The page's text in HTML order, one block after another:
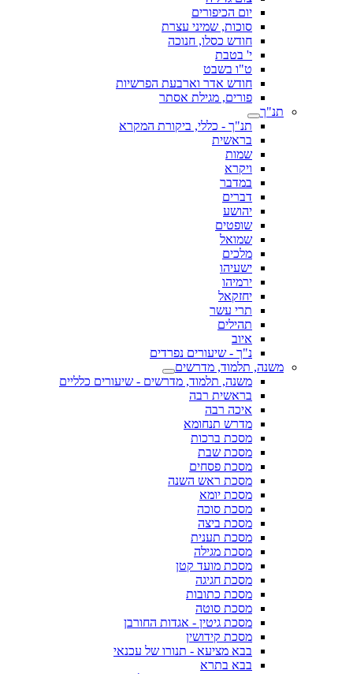
יום הכיפורים
סוכות, שמיני עצרת
חודש כסלו, חנוכה
י' בטבת
ט"ו בשבט
חודש אדר וארבעת הפרשיות
פורים, מגילת אסתר
תנ"ך
תנ"ך - כללי, ביקורת המקרא
בראשית
שמות
ויקרא
במדבר
דברים
יהושע
שופטים
שמואל
מלכים
ישעיהו
ירמיהו
יחזקאל
תרי עשר
תהילים
איוב
נ"ך - שיעורים נפרדים
משנה, תלמוד, מדרשים
משנה, תלמוד, מדרשים - שיעורים כלליים
בראשית רבה
איכה רבה
מדרש תנחומא
מסכת ברכות
מסכת שבת
מסכת פסחים
מסכת ראש השנה
מסכת יומא
מסכת סוכה
מסכת ביצה
מסכת תענית
מסכת מגילה
מסכת מועד קטן
מסכת חגיגה
מסכת כתובות
מסכת סוטה
מסכת גיטין - אגדות החורבן
מסכת קידושין
בבא מציעא - תנורו של עכנאי
בבא בתרא